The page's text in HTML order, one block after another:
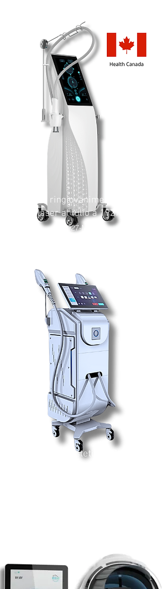
Sistema di ringiovanimento cutaneo
con laser al tulio a 1927 nm
T1927-MDL
Sistema estetico DPL